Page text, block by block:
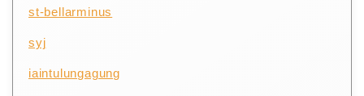
st-bellarminus
syj
iaintulungagung